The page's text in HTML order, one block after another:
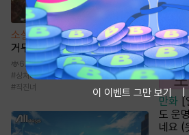
소설 중생 후 다섯 명의 권신을
거두었다
6.5만
#상처녀 #여주중심 #걸크러시 #동양풍
#직진녀
만화
도 운
네요 (
이 이벤트 그만 보기